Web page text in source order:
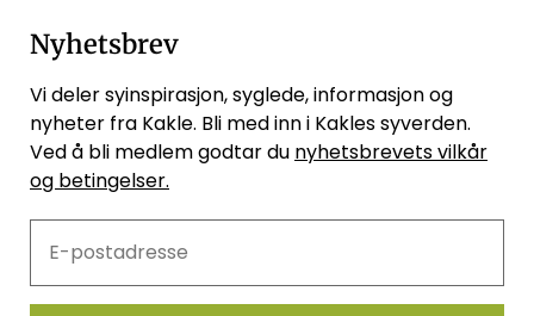
Nyhetsbrev
Vi deler syinspirasjon, syglede, informasjon og
nyheter fra Kakle. Bli med inn i Kakles syverden.
Ved å bli medlem godtar du nyhetsbrevets vilkår
og betingelser.